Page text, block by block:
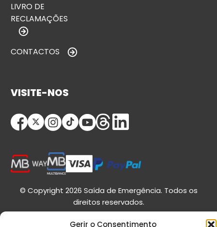
Gerir o Consentimento
LIVRO DE
RECLAMAÇÕES
CONTACTOS
VISITE-NOS
© Copyright 2026 Saída de Emergência. Todos os
direitos reservados.